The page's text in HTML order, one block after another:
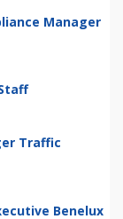
Manager
Traffic
Benelux